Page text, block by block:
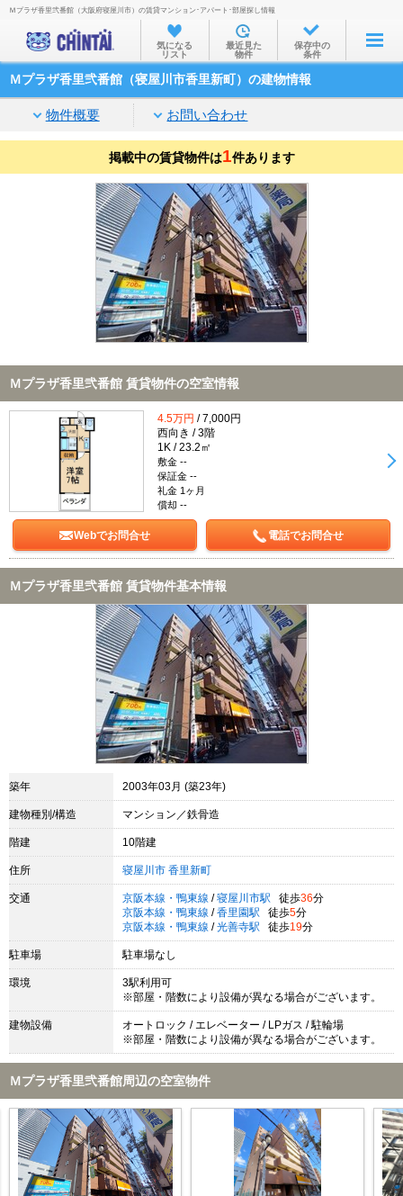
お部屋を探す
沿線・駅から
住所から
家賃相場から
通勤通学時間から
物件特集から
不動産会社から
TOP
Ｍプラザ香里弐番館（大阪府寝屋川市）の賃貸マンション･アパート･部屋探し情報
気になる
リスト
最近見た
物件
保存中の
条件
Ｍプラザ香里弐番館（寝屋川市香里新町）の建物情報
物件概要 お問い合わせ
掲載中の賃貸物件は1件あります
Ｍプラザ香里弐番館 賃貸物件の空室情報
4.5万円 / 7,000円
西向き / 3階
1K / 23.2㎡
敷金 --
保証金 --
礼金 1ヶ月
償却 --
Webでお問合せ 電話でお問合せ
Ｍプラザ香里弐番館 賃貸物件基本情報
築年 2003年03月 (築23年)
建物種別/構造 マンション／鉄骨造
階建 10階建
住所 寝屋川市 香里新町
交通 京阪本線・鴨東線 / 寝屋川市駅 徒歩36分
京阪本線・鴨東線 / 香里園駅 徒歩5分
京阪本線・鴨東線 / 光善寺駅 徒歩19分
駐車場 駐車場なし
環境
3駅利用可
※部屋・階数により設備が異なる場合がございます。
建物設備
オートロック / エレベーター / LPガス / 駐輪場
※部屋・階数により設備が異なる場合がございます。
Ｍプラザ香里弐番館周辺の空室物件